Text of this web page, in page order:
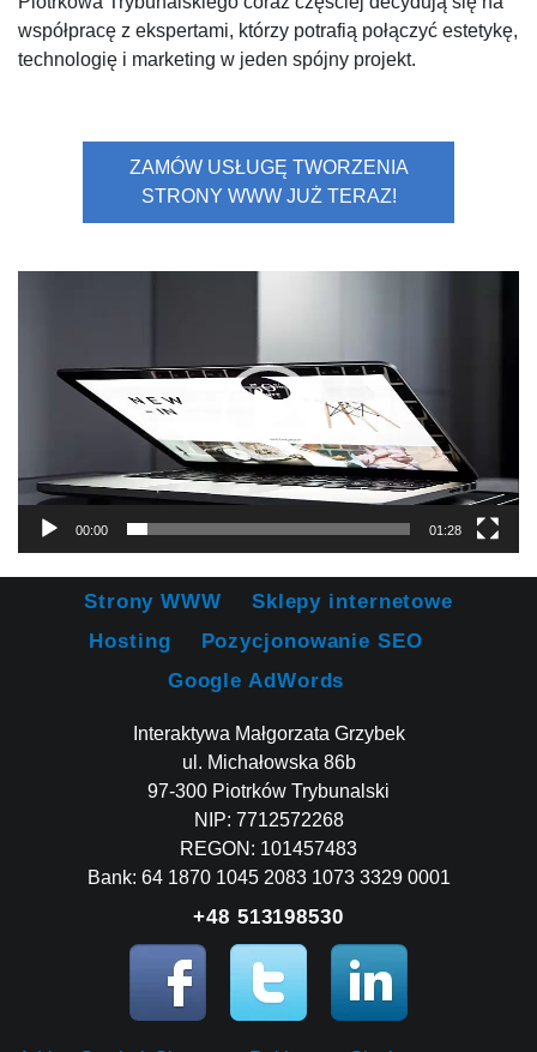
współpracę z ekspertami, którzy potrafią połączyć estetykę,
technologię i marketing w jeden spójny projekt.
ZAMÓW USŁUGĘ TWORZENIA
STRONY WWW JUŻ TERAZ!
00:00 01:28
Strony WWW
Sklepy internetowe
Hosting
Pozycjonowanie SEO
Google AdWords
Interaktywa Małgorzata Grzybek
ul. Michałowska 86b
97-300 Piotrków Trybunalski
NIP: 7712572268
REGON: 101457483
Bank: 64 1870 1045 2083 1073 3329 0001
+48 513198530